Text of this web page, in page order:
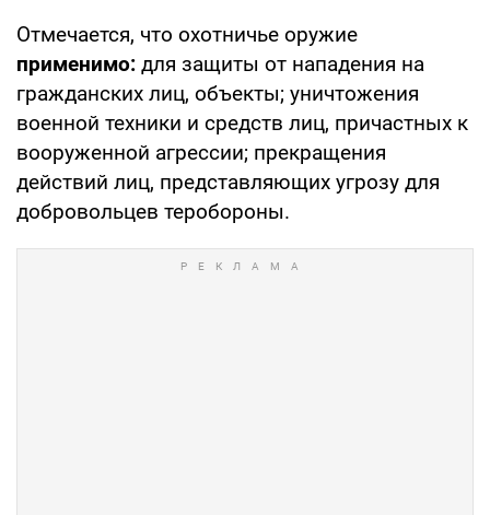
Отмечается, что охотничье оружие
применимо: для защиты от нападения на
гражданских лиц, объекты; уничтожения
военной техники и средств лиц, причастных к
вооруженной агрессии; прекращения
действий лиц, представляющих угрозу для
добровольцев теробороны.​​